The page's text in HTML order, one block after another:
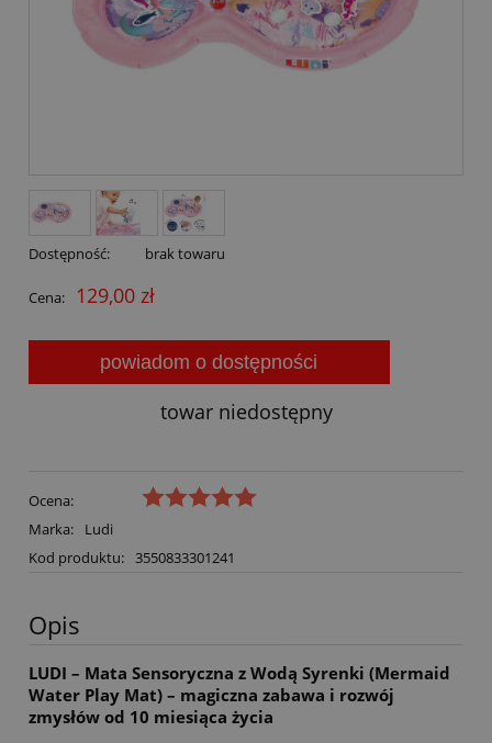
Dostępność: brak towaru
Cena: 129,00 zł
powiadom o dostępności
towar niedostępny
Ocena:
Marka:
Ludi
Kod produktu: 3550833301241
Opis
LUDI – Mata Sensoryczna z Wodą Syrenki (Mermaid
Water Play Mat) – magiczna zabawa i rozwój
zmysłów od 10 miesiąca życia